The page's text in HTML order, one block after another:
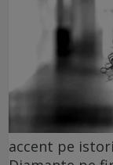
accent pe